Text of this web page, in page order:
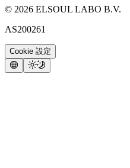
© 2026 ELSOUL LABO B.V.
AS200261
Cookie 設定